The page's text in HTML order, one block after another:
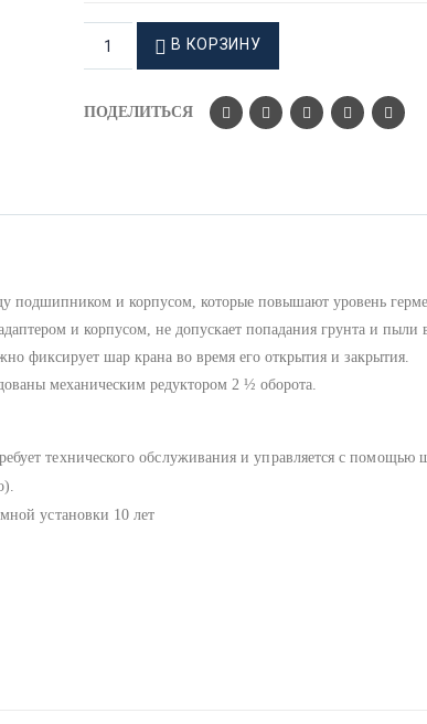
В КОРЗИНУ
ПОДЕЛИТЬСЯ
подшипником и корпусом, которые повышают уровень
и корпусом, не допускает попадания грунта и пыли
фиксирует шар крана во время его открытия и закрытия.
механическим редуктором 2 ½ оборота.
технического обслуживания и управляется с помощью
установки 10 лет